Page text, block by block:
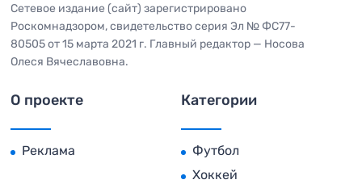
Сетевое издание (сайт) зарегистрировано
Роскомнадзором, свидетельство серия Эл № ФС77-
80505 от 15 марта 2021 г. Главный редактор — Носова
Олеся Вячеславовна.
О проекте
Реклама
Категории
Футбол
Хоккей